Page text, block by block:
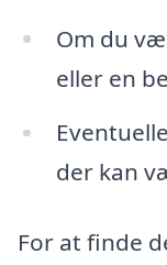
Om du
eller en
der kan
For at finde